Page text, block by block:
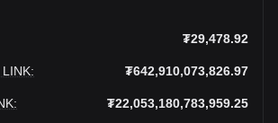
₮29,478.92
: ₮642,910,073,826.97
: ₮22,053,180,783,959.25